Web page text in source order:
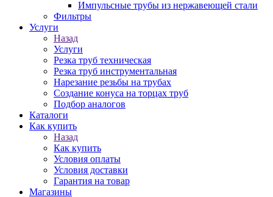
Импульсные трубы из нержавеющей стали
Фильтры
Услуги
Назад
Услуги
Резка труб техническая
Резка труб инструментальная
Нарезание резьбы на трубах
Создание конуса на торцах труб
Подбор аналогов
Каталоги
Как купить
Назад
Как купить
Условия оплаты
Условия доставки
Гарантия на товар
Магазины